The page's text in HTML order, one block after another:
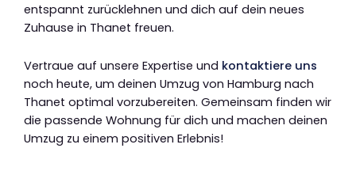
entspannt zurücklehnen und dich auf dein neues
Zuhause in Thanet freuen.
Vertraue auf unsere Expertise und kontaktiere uns
noch heute, um deinen Umzug von Hamburg nach
Thanet optimal vorzubereiten. Gemeinsam finden wir
die passende Wohnung für dich und machen deinen
Umzug zu einem positiven Erlebnis!